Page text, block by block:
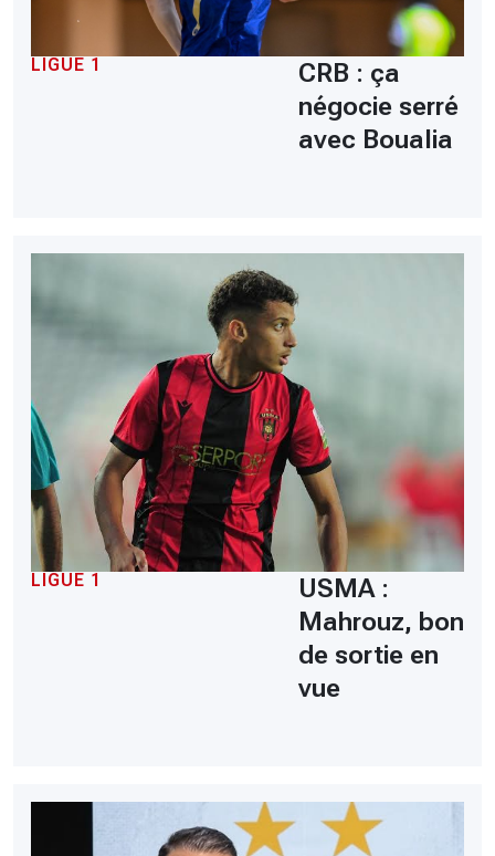
LIGUE 1
CRB : ça
négocie serré
avec Boualia
LIGUE 1
USMA :
Mahrouz, bon
de sortie en
vue